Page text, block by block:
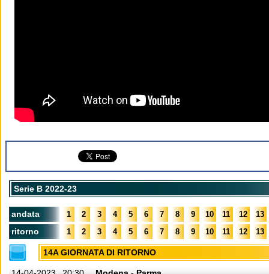
Serie B 2022-23
andata 1 2 3 4 5 6 7 8 9 10 11 12 13
ritorno 1 2 3 4 5 6 7 8 9 10 11 12 13
14A GIORNATA DI RITORNO